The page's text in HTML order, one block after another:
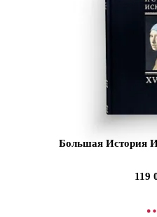
Большая История
119
В